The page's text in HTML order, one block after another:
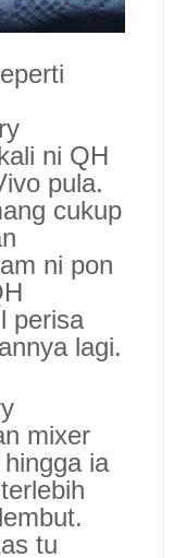
ni QH
pula.
cukup
ni pon
perisa
lagi.
mixer
ia
tu